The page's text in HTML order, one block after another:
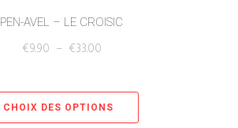
PEN-AVEL – LE CROISIC
€9.90 – €33.00
CHOIX DES OPTIONS